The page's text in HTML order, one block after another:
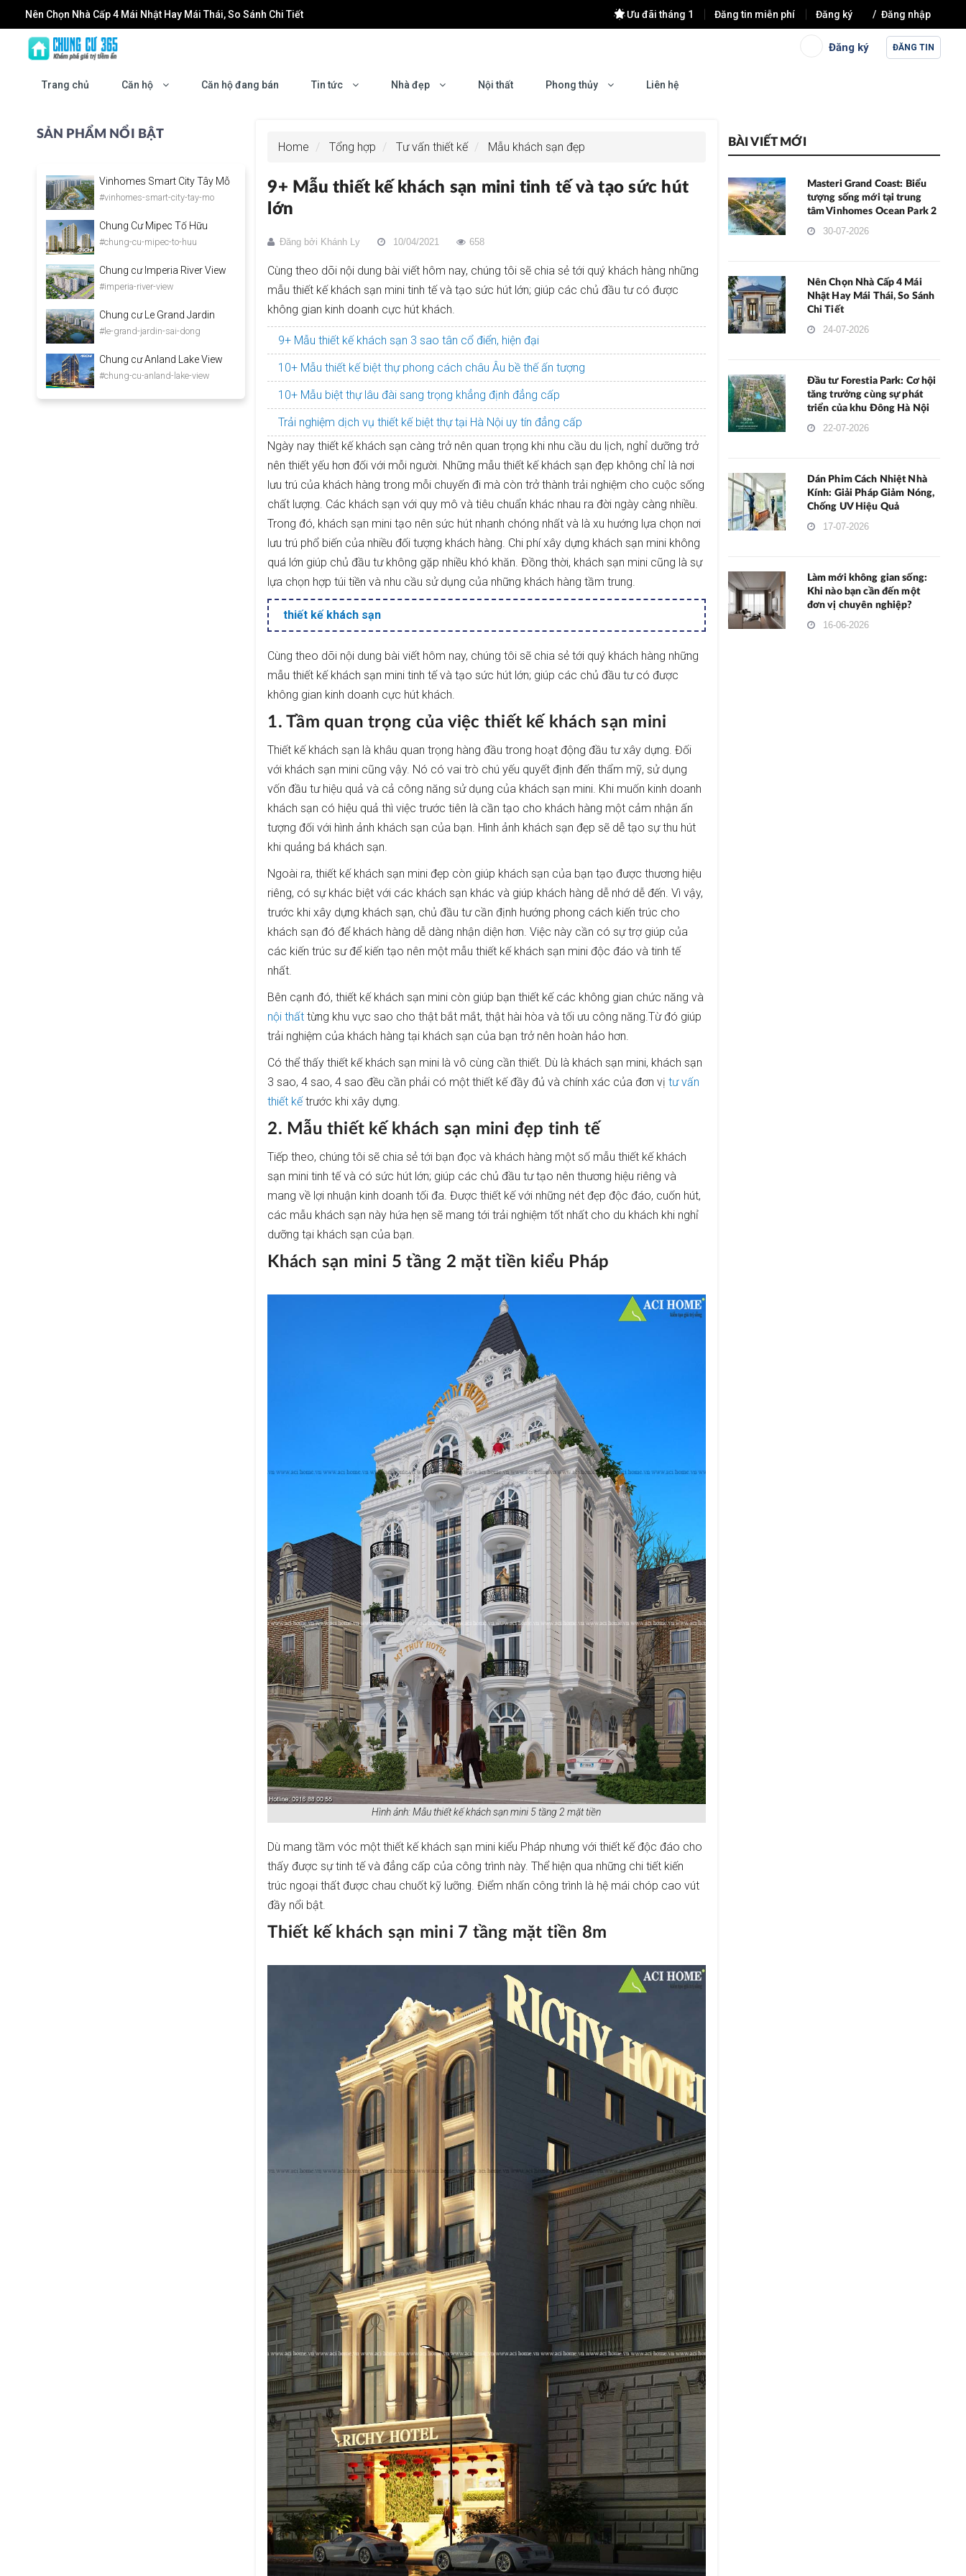
Nên Chọn Nhà Cấp 4 Mái Nhật Hay Mái Thái, So Sánh Chi Tiết
Đầu tư Forestia Park: Cơ hội tăng trưởng cùng sự phát triển của khu Đông Hà Nội
Masteri Grand Coast: Biểu tượng sống mới tại trung tâm Vinhomes Ocean Park 2
Ưu đãi tháng 1 Đăng tin miễn phí Đăng ký Đăng nhập
Đăng ký ĐĂNG TIN
Trang chủ Căn hộ Căn hộ đang bán Tin tức Nhà đẹp Nội thất Phong thủy Liên hệ
Home Tổng hợp Tư vấn thiết kế Mẫu khách sạn đẹp
9+ Mẫu thiết kế khách sạn mini tinh tế và tạo sức hút
lớn
Đăng bởi Khánh Ly 10/04/2021 658
Cùng theo dõi nội dung bài viết hôm nay, chúng tôi sẽ chia sẻ tới quý khách hàng những
mẫu thiết kế khách sạn mini tinh tế và tạo sức hút lớn; giúp các chủ đầu tư có được
không gian kinh doanh cực hút khách.
9+ Mẫu thiết kế khách sạn 3 sao tân cổ điển, hiện đại
10+ Mẫu thiết kế biệt thự phong cách châu Âu bề thế ấn tượng
10+ Mẫu biệt thự lâu đài sang trọng khẳng định đẳng cấp
Trải nghiệm dịch vụ thiết kế biệt thự tại Hà Nội uy tín đẳng cấp
Ngày nay thiết kế khách sạn càng trở nên quan trọng khi nhu cầu du lịch, nghỉ dưỡng trở
nên thiết yếu hơn đối với mỗi người. Những mẫu thiết kế khách sạn đẹp không chỉ là nơi
lưu trú của khách hàng trong mỗi chuyến đi mà còn trở thành trải nghiệm cho cuộc sống
chất lượng. Các khách sạn với quy mô và tiêu chuẩn khác nhau ra đời ngày càng nhiều.
Trong đó, khách sạn mini tạo nên sức hút nhanh chóng nhất và là xu hướng lựa chọn nơi
lưu trú phổ biến của nhiều đối tượng khách hàng. Chi phí xây dựng khách sạn mini không
quá lớn giúp chủ đầu tư không gặp nhiều khó khăn. Đồng thời, khách sạn mini cũng là sự
lựa chọn hợp túi tiền và nhu cầu sử dụng của những khách hàng tầm trung.
thiết kế khách sạn
Cùng theo dõi nội dung bài viết hôm nay, chúng tôi sẽ chia sẻ tới quý khách hàng những
mẫu thiết kế khách sạn mini tinh tế và tạo sức hút lớn; giúp các chủ đầu tư có được
không gian kinh doanh cực hút khách.
1. Tầm quan trọng của việc thiết kế khách sạn mini
Thiết kế khách sạn là khâu quan trọng hàng đầu trong hoạt động đầu tư xây dựng. Đối
với khách sạn mini cũng vậy. Nó có vai trò chú yếu quyết định đến thẩm mỹ, sử dụng
vốn đầu tư hiệu quả và cả công năng sử dụng của khách sạn mini. Khi muốn kinh doanh
khách sạn có hiệu quả thì việc trước tiên là cần tạo cho khách hàng một cảm nhận ấn
tượng đối với hình ảnh khách sạn của bạn. Hình ảnh khách sạn đẹp sẽ dễ tạo sự thu hút
khi quảng bá khách sạn.
Ngoài ra, thiết kế khách sạn mini đẹp còn giúp khách sạn của bạn tạo được thương hiệu
riêng, có sự khác biệt với các khách sạn khác và giúp khách hàng dễ nhớ dễ đến. Vì vậy,
trước khi xây dựng khách sạn, chủ đầu tư cần định hướng phong cách kiến trúc cho
khách sạn đó để khách hàng dễ dàng nhận diện hơn. Việc này cần có sự trợ giúp của
các kiến trúc sư để kiến tạo nên một mẫu thiết kế khách sạn mini độc đáo và tinh tế
nhất.
Bên cạnh đó, thiết kế khách sạn mini còn giúp bạn thiết kế các không gian chức năng và
nội thất từng khu vực sao cho thật bắt mắt, thật hài hòa và tối ưu công năng.Từ đó giúp
trải nghiệm của khách hàng tại khách sạn của bạn trở nên hoàn hảo hơn.
Có thể thấy thiết kế khách sạn mini là vô cùng cần thiết. Dù là khách sạn mini, khách sạn
3 sao, 4 sao, 4 sao đều cần phải có một thiết kế đầy đủ và chính xác của đơn vịtư vấn
thiết kếtrước khi xây dựng.
2. Mẫu thiết kế khách sạn mini đẹp tinh tế
Tiếp theo, chúng tôi sẽ chia sẻ tới bạn đọc và khách hàng một số mẫu thiết kế khách
sạn mini tinh tế và có sức hút lớn; giúp các chủ đầu tư tạo nên thương hiệu riêng và
mang về lợi nhuận kinh doanh tối đa. Được thiết kế với những nét đẹp độc đáo, cuốn hút,
các mẫu khách sạn này hứa hẹn sẽ mang tới trải nghiệm tốt nhất cho du khách khi nghỉ
dưỡng tại khách sạn của bạn.
Khách sạn mini 5 tầng 2 mặt tiền kiểu Pháp
Hình ảnh: Mẫu thiết kế khách sạn mini 5 tầng 2 mặt tiền
Dù mang tầm vóc một thiết kế khách sạn mini kiểu Pháp nhưng với thiết kế độc đáo cho
thấy được sự tinh tế và đẳng cấp của công trình này. Thể hiện qua những chi tiết kiến
trúc ngoại thất được chau chuốt kỹ lưỡng. Điểm nhấn công trình là hệ mái chóp cao vút
đầy nổi bật.
Thiết kế khách sạn mini 7 tầng mặt tiền 8m
SẢN PHẨM NỔI BẬT
Vinhomes Smart City Tây Mỗ
#vinhomes-smart-city-tay-mo
Chung Cư Mipec Tố Hữu
#chung-cu-mipec-to-huu
Chung cư Imperia River View
#imperia-river-view
Chung cư Le Grand Jardin
#le-grand-jardin-sai-dong
Chung cư Anland Lake View
#chung-cu-anland-lake-view
BÀI VIẾT MỚI
Masteri Grand Coast: Biểu
tượng sống mới tại trung
tâm Vinhomes Ocean Park 2
30-07-2026
Nên Chọn Nhà Cấp 4 Mái
Nhật Hay Mái Thái, So Sánh
Chi Tiết
24-07-2026
Đầu tư Forestia Park: Cơ hội
tăng trưởng cùng sự phát
triển của khu Đông Hà Nội
22-07-2026
Dán Phim Cách Nhiệt Nhà
Kính: Giải Pháp Giảm Nóng,
Chống UV Hiệu Quả
17-07-2026
Làm mới không gian sống:
Khi nào bạn cần đến một
đơn vị chuyên nghiệp?
16-06-2026